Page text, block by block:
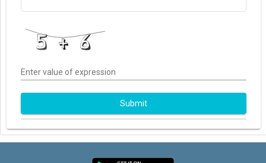
Enter value of expression
Submit